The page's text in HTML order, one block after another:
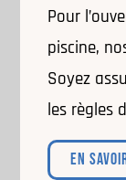
Pour
piscine,
Soyez
les règles
EN